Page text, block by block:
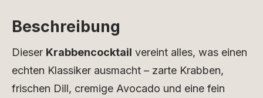
Beschreibung
Dieser Krabbencocktail vereint alles, was einen
echten Klassiker ausmacht – zarte Krabben,
frischen Dill, cremige Avocado und eine fein